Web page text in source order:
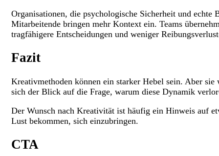
Organisationen, die psychologische Sicherheit und echte
Mitarbeitende bringen mehr Kontext ein. Teams
tragfähigere Entscheidungen und weniger
Fazit
Kreativmethoden können ein starker Hebel sein. Aber
sich der Blick auf die Frage, warum diese Dynamik
Der Wunsch nach Kreativität ist häufig ein Hinweis auf
Lust bekommen, sich einzubringen.
CTA